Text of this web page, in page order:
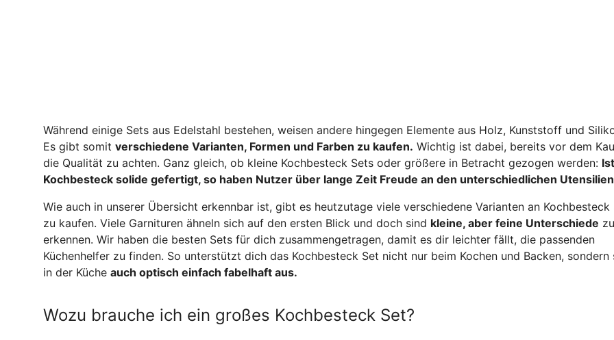
Während einige Sets aus Edelstahl bestehen, weisen andere hingegen Elemente aus Holz, Kunststoff und
Es gibt somit verschiedene Varianten, Formen und Farben zu kaufen. Wichtig ist dabei, bereits vor dem
die Qualität zu achten. Ganz gleich, ob kleine Kochbesteck Sets oder größere in Betracht gezogen werden:
Kochbesteck solide gefertigt, so haben Nutzer über lange Zeit Freude an den unterschiedlichen
Wie auch in unserer Übersicht erkennbar ist, gibt es heutzutage viele verschiedene Varianten an Kochbesteck
zu kaufen. Viele Garnituren ähneln sich auf den ersten Blick und doch sind kleine, aber feine Unterschiede zu
erkennen. Wir haben die besten Sets für dich zusammengetragen, damit es dir leichter fällt, die passenden
Küchenhelfer zu finden. So unterstützt dich das Kochbesteck Set nicht nur beim Kochen und Backen, sondern
in der Küche auch optisch einfach fabelhaft aus.
Wozu brauche ich ein großes Kochbesteck Set?